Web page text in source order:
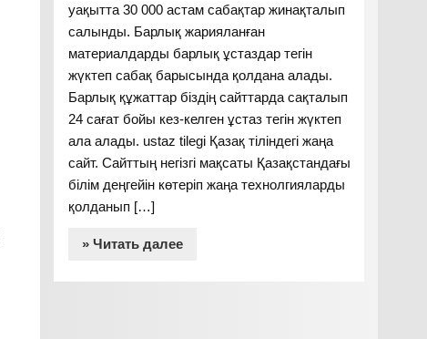
уақытта 30 000 астам сабақтар жинақталып
салынды. Барлық жарияланған
материалдарды барлық ұстаздар тегін
жүктеп сабақ барысында қолдана алады.
Барлық құжаттар біздің сайттарда сақталып
24 сағат бойы кез-келген ұстаз тегін жүктеп
ала алады. ustaz tilegi Қазақ тіліндегі жаңа
сайт. Сайттың негізгі мақсаты Қазақстандағы
білім деңгейін көтеріп жаңа технолгияларды
қолданып […]
» Читать далее